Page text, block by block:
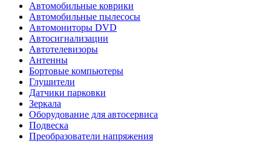
Автомобильные коврики
Автомобильные пылесосы
Автомониторы DVD
Автосигнализации
Автотелевизоры
Антенны
Бортовые компьютеры
Глушители
Датчики парковки
Зеркала
Оборудование для автосервиса
Подвеска
Преобразователи напряжения